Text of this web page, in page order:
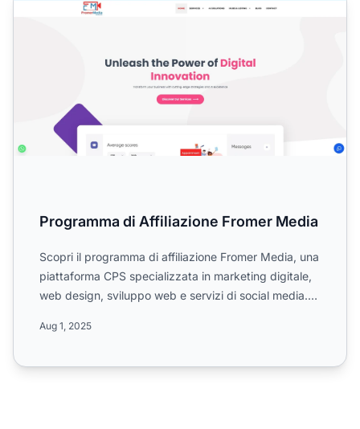
Programma di Affiliazione Fromer Media
Scopri il programma di affiliazione Fromer Media, una
piattaforma CPS specializzata in marketing digitale,
web design, sviluppo web e servizi di social media.
Aug 1, 2025